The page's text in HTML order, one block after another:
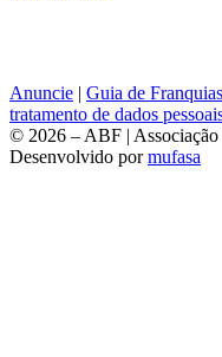
Anuncie | Guia de
tratamento de dados
© 2026 – ABF |
Desenvolvido pormufasa